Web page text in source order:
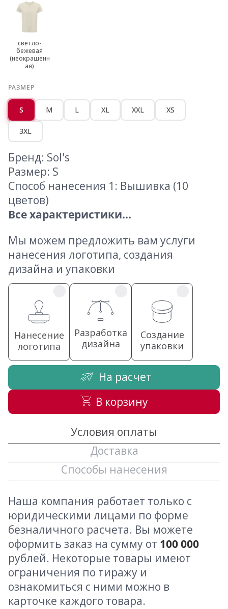
светло-
бежевая
(неокрашенн
ая)
РАЗМЕР
S M L XL XXL XS
3XL
Бренд: Sol's
Размер: S
Способ нанесения 1: Вышивка (10
цветов)
Все характеристики...
Мы можем предложить вам услуги
нанесения логотипа, создания
дизайна и упаковки
Нанесение
логотипа
Разработка
дизайна
Создание
упаковки
На расчет
В корзину
Условия оплаты
Доставка
Способы нанесения
Наша компания работает только с
юридическими лицами по форме
безналичного расчета. Вы можете
оформить заказ на сумму от 100 000
рублей. Некоторые товары имеют
ограничения по тиражу и
ознакомиться с ними можно в
карточке каждого товара.